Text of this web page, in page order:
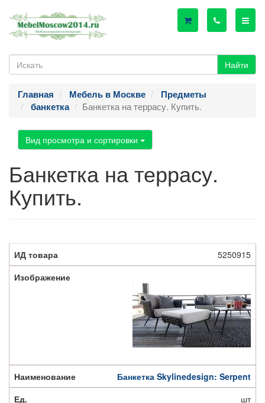
Найти
Главная Мебель в Москве
Предметы
банкетка
Банкетка на террасу. Купить.
Вид просмотра и сортировки
Банкетка на террасу.
Купить.
5250915
Банкетка Skylinedesign: Serpent
шт